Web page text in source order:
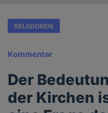
RELIGIONEN
Kommentar
Der
der Kirchen